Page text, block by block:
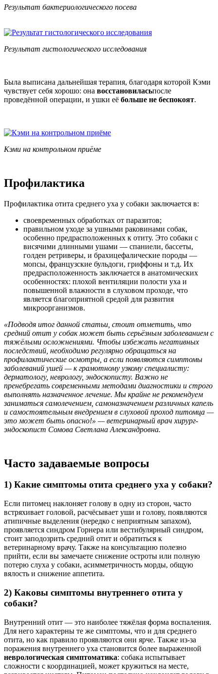
Результат бактериологического посева
Результат гистологического исследования
Была выписана дальнейшая терапия, благодаря которой Кэми
чувствует себя хорошо: она восстановиласьпосле
проведённой операции, и ушки её больше не беспокоят.
Кэми на контрольном приёме
Профилактика
Профилактика отита среднего уха у собаки заключается в:
своевременных обработках от паразитов;
правильном уходе за ушными раковинами собак,
особенно предрасположенных к отиту. Это собаки с
висячими длинными ушами — спаниели, бассеты,
голден ретриверы, и брахицефалические породы —
мопсы, французские бульдоги, гриффоны и т.д. Их
предрасположенность заключается в анатомических
особенностях: плохой вентиляции полости уха и
повышенной влажности в слуховом проходе, что
является благоприятной средой для развития
микроорганизмов.
«Подводя итог данной статьи, стоит отметить, что
средний отит у собак может быть серьёзным заболеванием с
тяжёлыми осложнениями. Чтобы избежать негативных
последствий, необходимо регулярно обращаться на
профилактические осмотры, а если появляются симптомы
заболеваний ушей — к грамотному узкому специалисту:
дерматологу, неврологу, эндоскописту. Важно не
пренебрегать современными методами диагностики и строго
выполнять назначенное лечение. Мы крайне не рекомендуем
заниматься самолечением, самоназначением различных капель
и самостоятельным внедрением в слуховой проход питомца —
это может быть опасно!» — ветеринарный врач хирург-
эндоскопист Сомова Светлана Александровна.
Часто задаваемые вопросы
1) Какие симптомы отита среднего уха у собаки?
Если питомец наклоняет голову в одну из сторон, часто
встряхивает головой, расчёсывает уши и голову, появляются
атипичные выделения (нередко с неприятным запахом),
проявляется синдром Горнера или вестибулярный синдром,
стоит заподозрить средний отит и обратиться к
ветеринарному врачу. Также на консультацию полезно
прийти, если вы замечаете снижение остроты или полную
потерю слуха у собаки, асимметричность морды, общую
вялость и снижение аппетита.
2) Каковы симптомы внутреннего отита у
собаки?
Внутренний отит — это наиболее тяжёлая форма воспаления.
Для него характерны те же симптомы, что и для среднего
отита, но как правило проявляются они ярче. Также из-за
поражения внутреннего уха становится более выраженной
неврологическая симптоматика: собака испытывает
сложности с координацией, может кружиться на месте,